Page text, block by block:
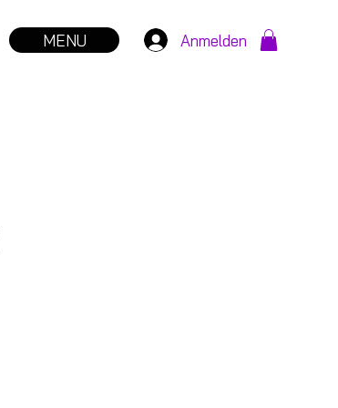
MENU Anmelden